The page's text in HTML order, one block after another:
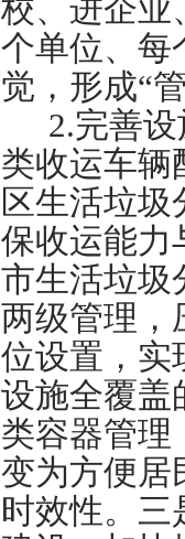
校、进企业
个单位、每
觉，形成“
2.完善
类收运车辆
区生活垃
保收运能力
市生活垃圾
两级管理，
位设置，实
设施全覆盖
类容器管理
变为方便居
时效性。三